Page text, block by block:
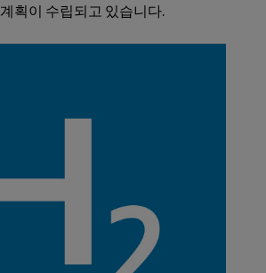
획이 수립되고 있습니다.